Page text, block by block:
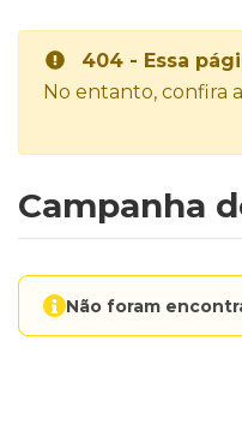
404 - Essa
No entanto, confira
Campanha
Não foram